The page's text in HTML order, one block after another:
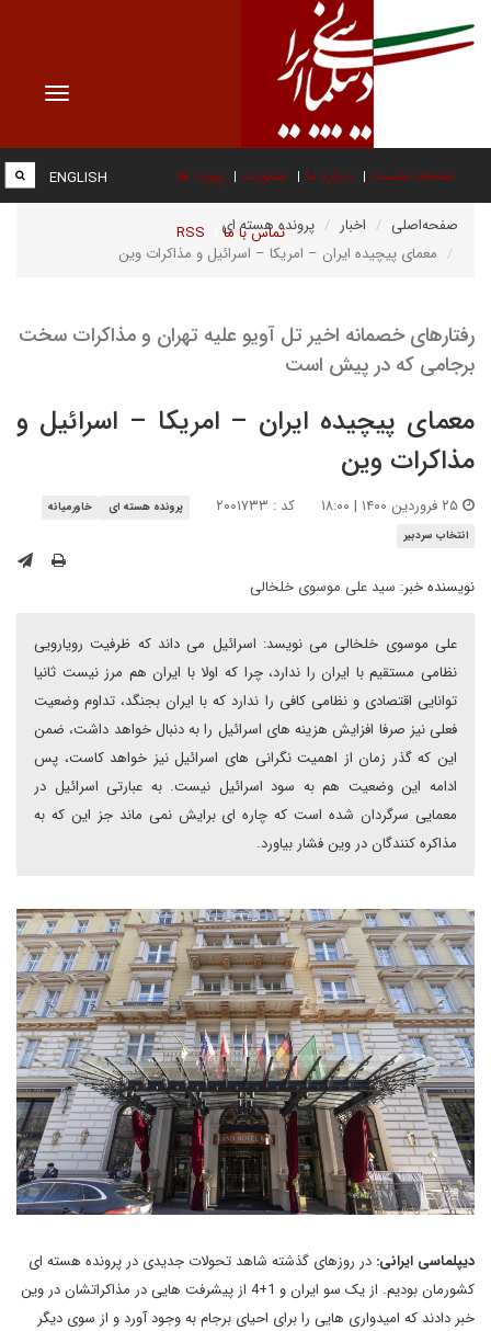
Toggle
صفحه نخست درباره ما عضویت پیوند ها
تماس با ما RSS
ENGLISH
صفحه‌اصلی اخبار
پرونده هسته ای
معمای پیچیده ایران – امریکا – اسرائیل و مذاکرات وین
رفتارهای خصمانه اخیر تل آویو علیه تهران و مذاکرات سخت
برجامی که در پیش است
معمای پیچیده ایران – امریکا – اسرائیل و
مذاکرات وین
کد : ۲۰۰۱۷۳۳ پرونده هسته ای
خاورمیانه
انتخاب سردبیر
نویسنده خبر: سید علی موسوی خلخالی
علی موسوی خلخالی می نویسد: اسرائیل می داند که ظرفیت رویارویی
نظامی مستقیم با ایران را ندارد، چرا که اولا با ایران هم مرز نیست ثانیا
توانایی اقتصادی و نظامی کافی را ندارد که با ایران بجنگد، تداوم وضعیت
فعلی نیز صرفا افزایش هزینه های اسرائیل را به دنبال خواهد داشت، ضمن
این که گذر زمان از اهمیت نگرانی های اسرائیل نیز خواهد کاست، پس
ادامه این وضعیت هم به سود اسرائیل نیست. به عبارتی اسرائیل در
معمایی سرگردان شده است که چاره ای برایش نمی ماند جز این که به
مذاکره کنندگان در وین فشار بیاورد.
دیپلماسی ایرانی: در روزهای گذشته شاهد تحولات جدیدی در پرونده هسته ای
کشورمان بودیم. از یک سو ایران و 1+4 از پیشرفت هایی در مذاکراتشان در وین
خبر دادند که امیدواری هایی را برای احیای برجام به وجود آورد و از سوی دیگر